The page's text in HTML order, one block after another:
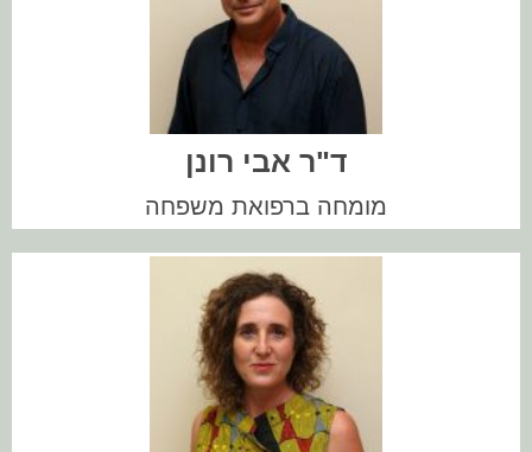
ד"ר אבי רונן
מומחה ברפואת משפחה
??